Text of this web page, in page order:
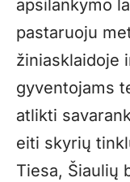
apsilankymo
pastaruoju
žiniasklaidoje
gyventojams
atlikti
eiti skyrių
Tiesa, Šiaulių